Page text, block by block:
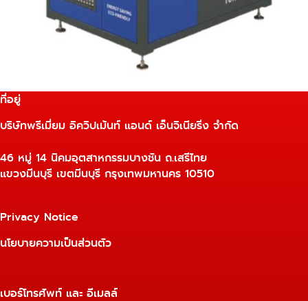
ที่อยู่
บริษัทพรีเมี่ยม อิควิปเม้นท์ แอนด์ เอ็นจิเนียริ่ง จำกัด
46 หมู่ 14 นิคมอุตสาหกรรมบางชัน ถ.เสรีไทย
แขวงมีนบุรี เขตมีนบุรี กรุงเทพมหานคร 10510
Privacy Notice
นโยบายความเป็นส่วนตัว
เบอร์โทรศัพท์ และ อีเมลล์